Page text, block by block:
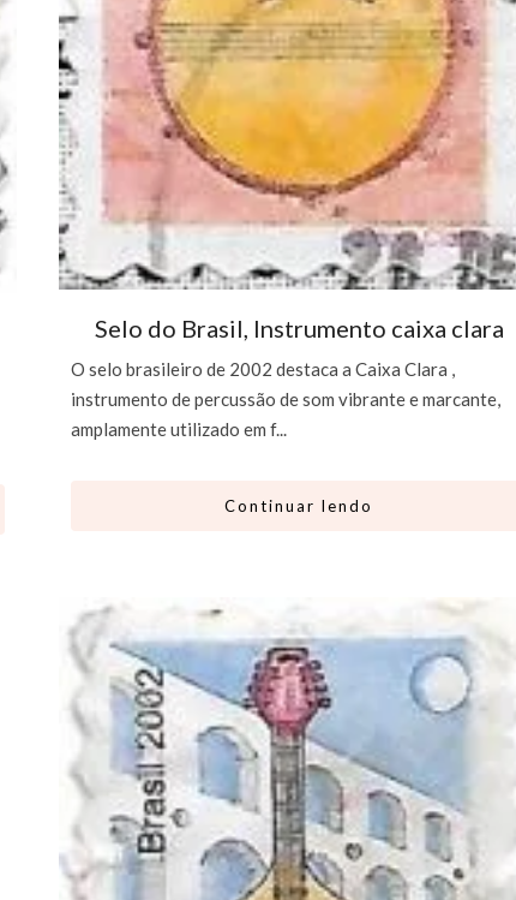
Selo do Brasil, Instrumento caixa clara
O selo brasileiro de 2002 destaca a Caixa Clara ,
instrumento de percussão de som vibrante e marcante,
amplamente utilizado em f...
Continuar lendo